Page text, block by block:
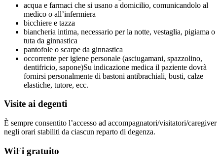
acqua e farmaci che si usano a domicilio, comunicandolo al
medico o all’infermiera
bicchiere e tazza
biancheria intima, necessario per la notte, vestaglia, pigiama o
tuta da ginnastica
pantofole o scarpe da ginnastica
occorrente per igiene personale (asciugamani, spazzolino,
dentifricio, sapone)Su indicazione medica il paziente dovrà
fornirsi personalmente di bastoni antibrachiali, busti, calze
elastiche, tutore, ecc.
Visite ai degenti
È sempre consentito l’accesso ad accompagnatori/visitatori/caregiver
negli orari stabiliti da ciascun reparto di degenza.
WiFi gratuito